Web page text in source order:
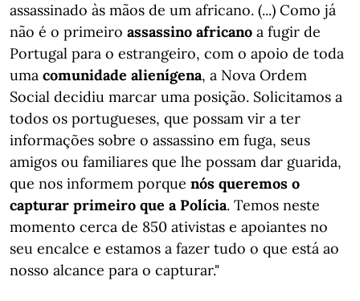
assassinado às mãos de um africano. (...) Como já
não é o primeiro assassino africano a fugir de
Portugal para o estrangeiro, com o apoio de toda
uma comunidade alienígena, a Nova Ordem
Social decidiu marcar uma posição. Solicitamos a
todos os portugueses, que possam vir a ter
informações sobre o assassino em fuga, seus
amigos ou familiares que lhe possam dar guarida,
que nos informem porque nós queremos o
capturar primeiro que a Polícia. Temos neste
momento cerca de 850 ativistas e apoiantes no
seu encalce e estamos a fazer tudo o que está ao
nosso alcance para o capturar."